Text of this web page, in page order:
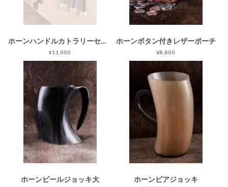
ホーンハンドルカトラリーセット
¥11,000
ホーンボタン付きレザーポーチ
¥8,800
ホーンビールジョッキ大 ホーンビアジョッキ